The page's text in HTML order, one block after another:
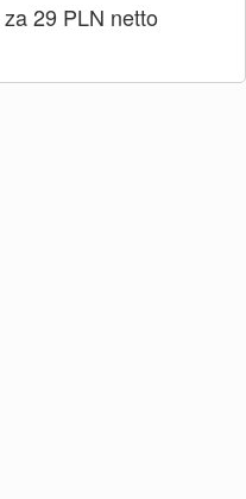
za 29 PLN netto